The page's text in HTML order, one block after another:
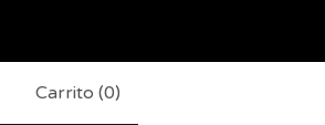
Carrito (0)